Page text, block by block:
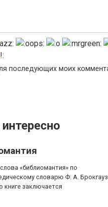
последующих моих
«библиомантия» по
словарю Ф. А.
книге заключается